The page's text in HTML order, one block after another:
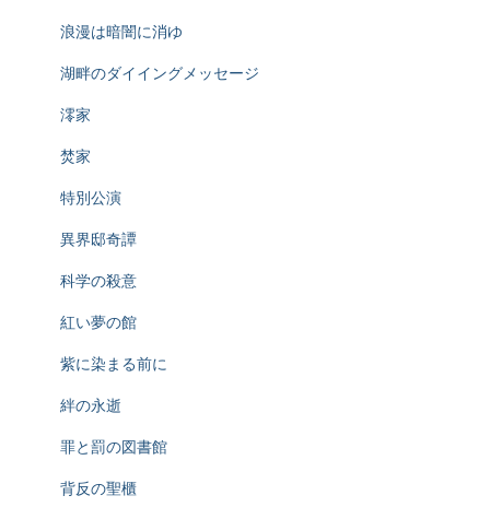
浪漫は暗闇に消ゆ
湖畔のダイイングメッセージ
澪家
焚家
特別公演
異界邸奇譚
科学の殺意
紅い夢の館
紫に染まる前に
絆の永逝
罪と罰の図書館
背反の聖櫃